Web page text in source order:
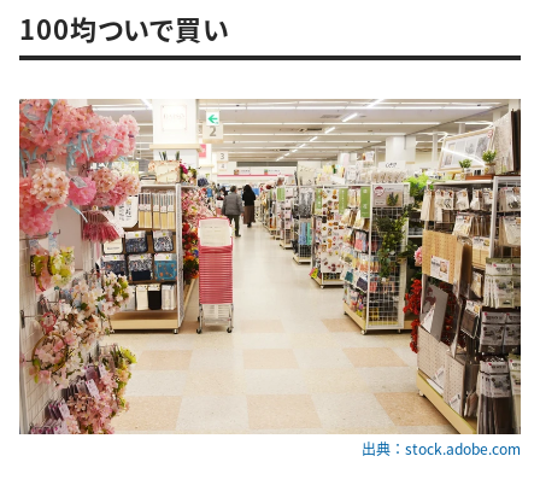
100均ついで買い
出典：stock.adobe.com